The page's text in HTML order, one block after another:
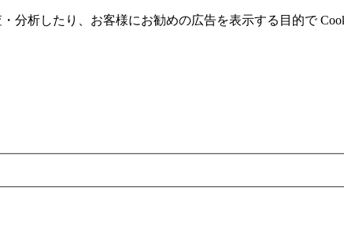
分析したり、お客様にお勧めの広告を表⽰する⽬的で